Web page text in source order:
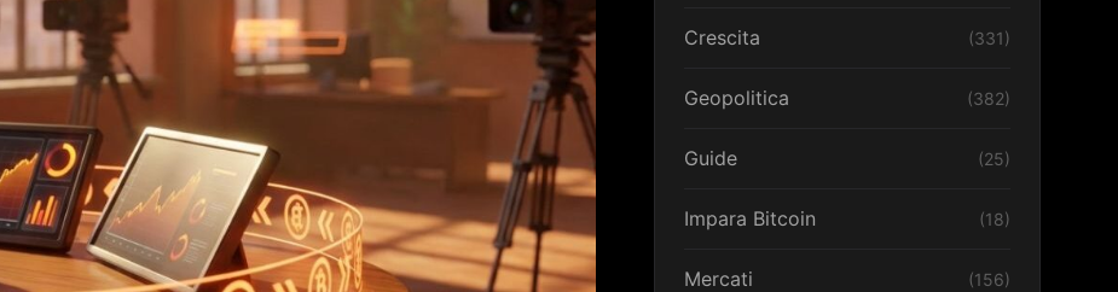
Crescita (331)
Geopolitica (382)
Guide (25)
Impara Bitcoin (18)
Mercati (156)